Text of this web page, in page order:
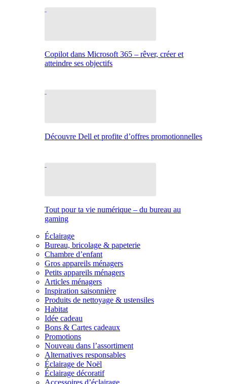
Copilot dans Microsoft 365 – rêver, créer et
atteindre ses objectifs
Découvre Dell et profite d’offres promotionnelles
Tout pour ta vie numérique – du bureau au
gaming
Éclairage
Bureau, bricolage & papeterie
Chambre d’enfant
Gros appareils ménagers
Petits appareils ménagers
Articles ménagers
Inspiration saisonnière
Produits de nettoyage & ustensiles
Habitat
Idée cadeau
Bons & Cartes cadeaux
Promotions
Nouveau dans l’assortiment
Alternatives responsables
Éclairage de Noël
Éclairage décoratif
Accessoires d’éclairage